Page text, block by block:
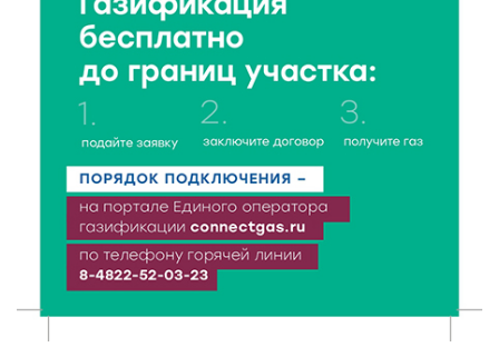
От детских площадок до спортивных арен: в
Калининском округе подвели итоги программы
поддержки местных инициатив
5 Авг 2026 20:02 281
Большая гонка на Волге: 8 августа Калязин станет
центром всероссийского велоспорта
5 Авг 2026 19:02 372
Туристический азарт и командный дух: в